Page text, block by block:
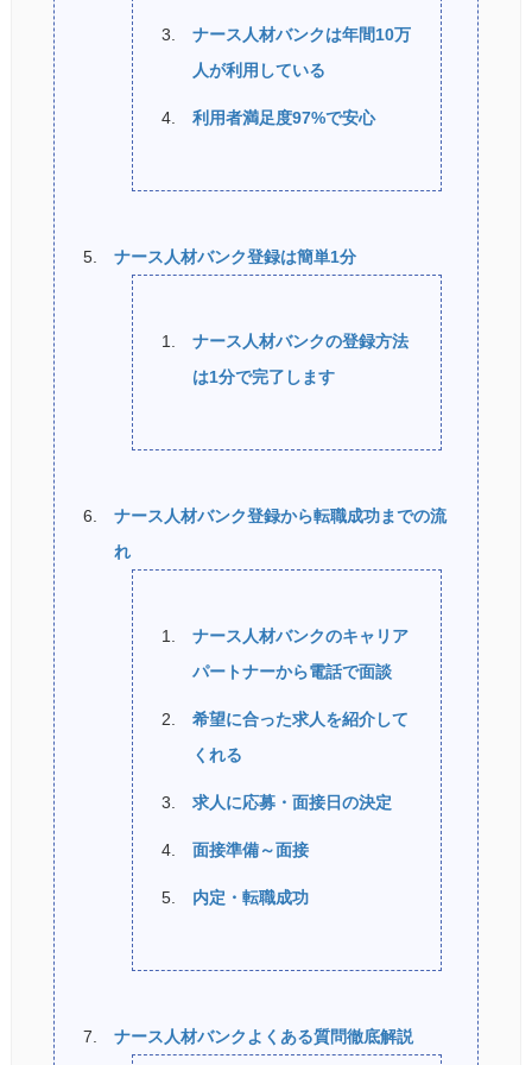
ナース人材バンクは年間10万
人が利用している
利用者満足度97%で安心
ナース人材バンク登録は簡単1分
ナース人材バンクの登録方法
は1分で完了します
ナース人材バンク登録から転職成功までの流
れ
ナース人材バンクのキャリア
パートナーから電話で面談
希望に合った求人を紹介して
くれる
求人に応募・面接日の決定
面接準備～面接
内定・転職成功
ナース人材バンクよくある質問徹底解説